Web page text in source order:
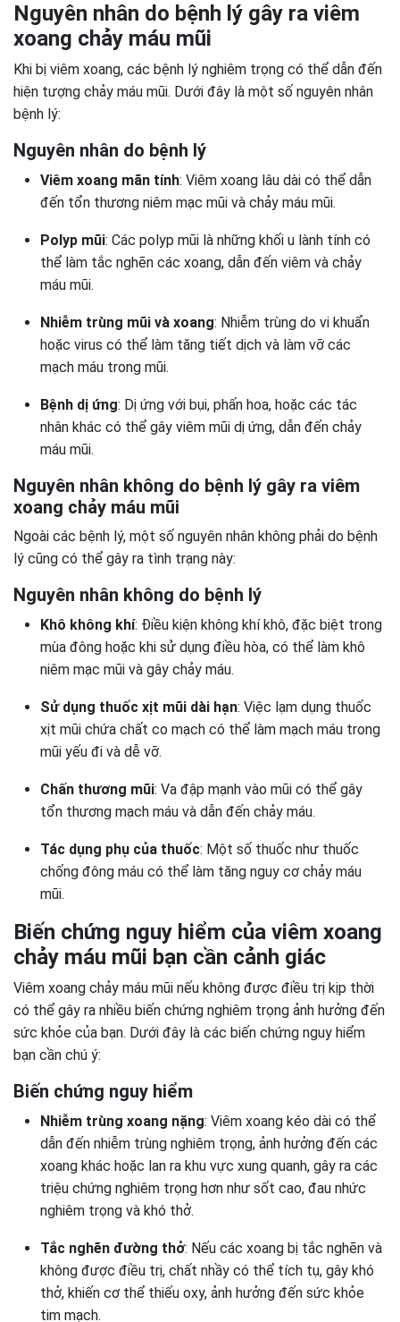
Nguyên nhân do bệnh lý gây ra viêm
xoang chảy máu mũi
Khi bị viêm xoang, các bệnh lý nghiêm trọng có thể dẫn đến
hiện tượng chảy máu mũi. Dưới đây là một số nguyên nhân
bệnh lý:
Nguyên nhân do bệnh lý
Viêm xoang mãn tính: Viêm xoang lâu dài có thể dẫn
đến tổn thương niêm mạc mũi và chảy máu mũi.
Polyp mũi: Các polyp mũi là những khối u lành tính có
thể làm tắc nghẽn các xoang, dẫn đến viêm và chảy
máu mũi.
Nhiễm trùng mũi và xoang: Nhiễm trùng do vi khuẩn
hoặc virus có thể làm tăng tiết dịch và làm vỡ các
mạch máu trong mũi.
Bệnh dị ứng: Dị ứng với bụi, phấn hoa, hoặc các tác
nhân khác có thể gây viêm mũi dị ứng, dẫn đến chảy
máu mũi.
Nguyên nhân không do bệnh lý gây ra viêm
xoang chảy máu mũi
Ngoài các bệnh lý, một số nguyên nhân không phải do bệnh
lý cũng có thể gây ra tình trạng này:
Nguyên nhân không do bệnh lý
Khô không khí: Điều kiện không khí khô, đặc biệt trong
mùa đông hoặc khi sử dụng điều hòa, có thể làm khô
niêm mạc mũi và gây chảy máu.
Sử dụng thuốc xịt mũi dài hạn: Việc lạm dụng thuốc
xịt mũi chứa chất co mạch có thể làm mạch máu trong
mũi yếu đi và dễ vỡ.
Chấn thương mũi: Va đập mạnh vào mũi có thể gây
tổn thương mạch máu và dẫn đến chảy máu.
Tác dụng phụ của thuốc: Một số thuốc như thuốc
chống đông máu có thể làm tăng nguy cơ chảy máu
mũi.
Biến chứng nguy hiểm của viêm xoang
chảy máu mũi bạn cần cảnh giác
Viêm xoang chảy máu mũi nếu không được điều trị kịp thời
có thể gây ra nhiều biến chứng nghiêm trọng ảnh hưởng đến
sức khỏe của bạn. Dưới đây là các biến chứng nguy hiểm
bạn cần chú ý:
Biến chứng nguy hiểm
Nhiễm trùng xoang nặng: Viêm xoang kéo dài có thể
dẫn đến nhiễm trùng nghiêm trọng, ảnh hưởng đến các
xoang khác hoặc lan ra khu vực xung quanh, gây ra các
triệu chứng nghiêm trọng hơn như sốt cao, đau nhức
nghiêm trọng và khó thở.
Tắc nghẽn đường thở: Nếu các xoang bị tắc nghẽn và
không được điều trị, chất nhầy có thể tích tụ, gây khó
thở, khiến cơ thể thiếu oxy, ảnh hưởng đến sức khỏe
tim mạch.